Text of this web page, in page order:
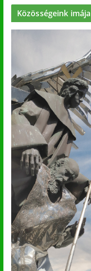
Közösségeink imája